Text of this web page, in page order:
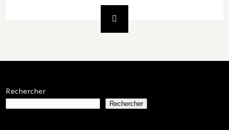
Rechercher
Rechercher